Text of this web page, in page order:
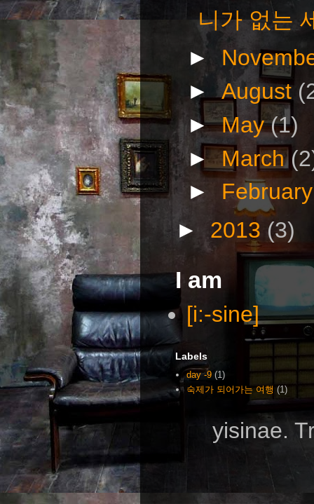
니가 없는
►
►August
►May(1)
►March
►
► 2013 (3)
I am
[i:-sine]
Labels
day -9 (1)
숙제가 되어가는 여행 (1)
yisinae.